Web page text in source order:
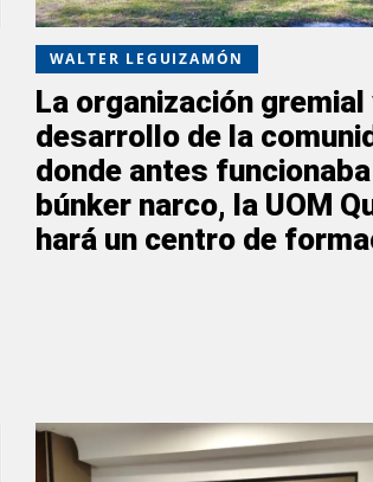
WALTER LEGUIZAMÓN
La organización gremial
desarrollo de la
donde antes
búnker narco, la UOM
hará un centro de